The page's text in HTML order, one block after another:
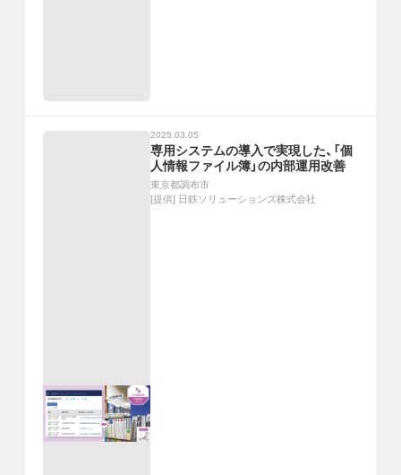
2025.03.05
専用システムの導入で実現した、「個
人情報ファイル簿」の内部運用改善
東京都調布市
[提供] 日鉄ソリューションズ株式会社